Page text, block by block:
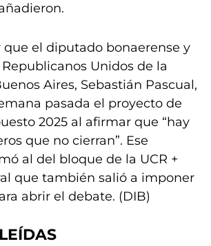
que el diputado bonaerense y
Unidos de la
Aires, Sebastián Pascual,
pasada el proyecto de
2025 al afirmar que “hay
que no cierran”. Ese
al del bloque de la UCR +
que también salió a imponer
abrir el debate. (DIB)